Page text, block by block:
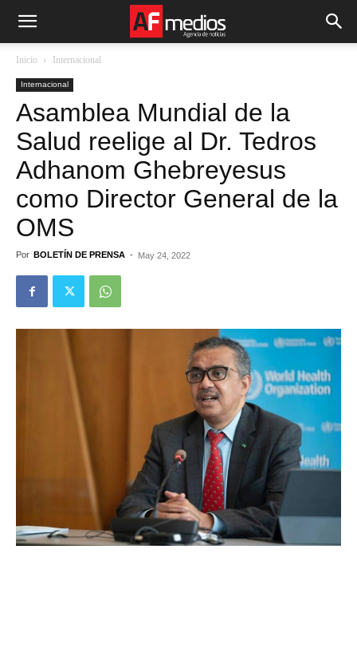
Inicio Internacional
Internacional
Asamblea Mundial de la
Salud reelige al Dr. Tedros
Adhanom Ghebreyesus
como Director General de la
OMS
Por BOLETÍN DE PRENSA - May 24, 2022